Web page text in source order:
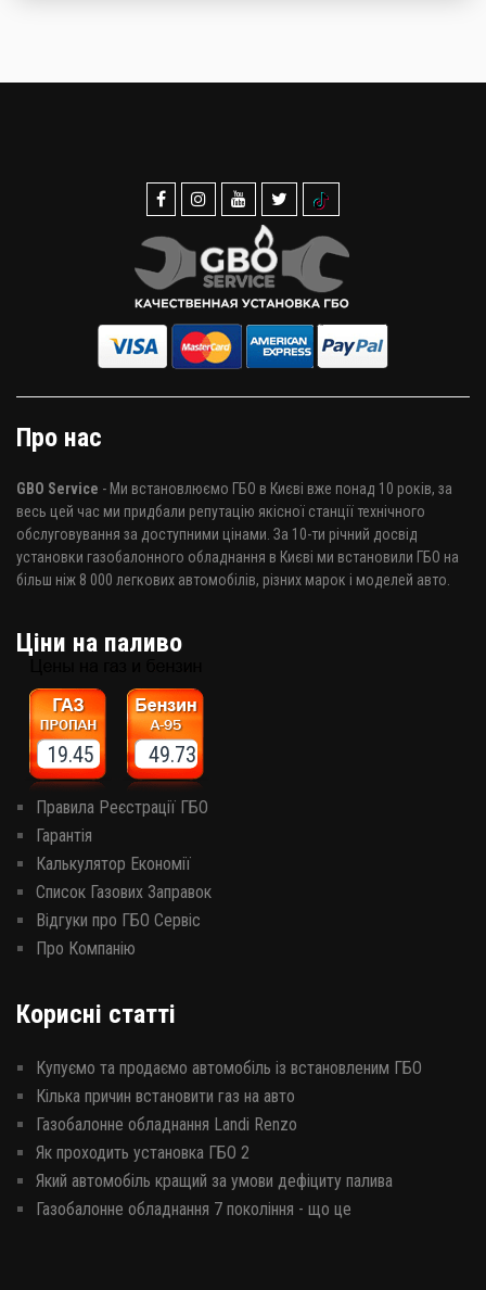
Про нас
GBO Service - Ми встановлюємо ГБО в Києві вже понад 10 років, за
весь цей час ми придбали репутацію якісної станції технічного
обслуговування за доступними цінами. За 10-ти річний досвід
установки газобалонного обладнання в Києві ми встановили ГБО на
більш ніж 8 000 легкових автомобілів, різних марок і моделей авто.
Ціни на паливо
19.45 49.73
Правила Реєстрації ГБО
Гарантія
Калькулятор Економії
Список Газових Заправок
Відгуки про ГБО Сервіс
Про Компанію
Корисні статті
Купуємо та продаємо автомобіль із встановленим ГБО
Кілька причин встановити газ на авто
Газобалонне обладнання Landi Renzo
Як проходить установка ГБО 2
Який автомобіль кращий за умови дефіциту палива
Газобалонне обладнання 7 покоління - що це